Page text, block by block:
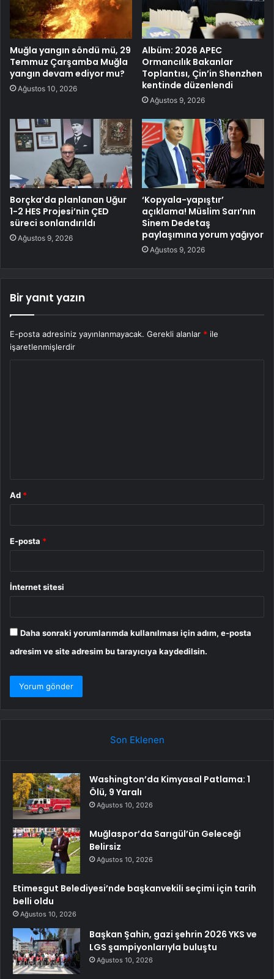
Muğla yangın söndü mü, 29
Temmuz Çarşamba Muğla
yangın devam ediyor mu?
Ağustos 10, 2026
Albüm: 2026 APEC
Ormancılık Bakanlar
Toplantısı, Çin’in Shenzhen
kentinde düzenlendi
Ağustos 9, 2026
Borçka’da planlanan Uğur
1-2 HES Projesi’nin ÇED
süreci sonlandırıldı
Ağustos 9, 2026
‘Kopyala-yapıştır’
açıklama! Müslim Sarı’nın
Sinem Dedetaş
paylaşımına yorum yağıyor
Ağustos 9, 2026
Bir yanıt yazın
E-posta adresiniz yayınlanmayacak. Gerekli alanlar * ile
işaretlenmişlerdir
Ad *
E-posta *
İnternet sitesi
Daha sonraki yorumlarımda kullanılması için adım, e-posta
adresim ve site adresim bu tarayıcıya kaydedilsin.
Son Eklenen
Washington’da Kimyasal Patlama: 1
Ölü, 9 Yaralı
Ağustos 10, 2026
Muğlaspor’da Sarıgül’ün Geleceği
Belirsiz
Ağustos 10, 2026
Etimesgut Belediyesi’nde başkanvekili seçimi için tarih
belli oldu
Ağustos 10, 2026
Başkan Şahin, gazi şehrin 2026 YKS ve
LGS şampiyonlarıyla buluştu
Ağustos 10, 2026